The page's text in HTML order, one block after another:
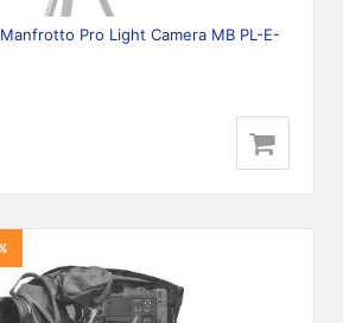
Pro Light Camera MB PL-E-